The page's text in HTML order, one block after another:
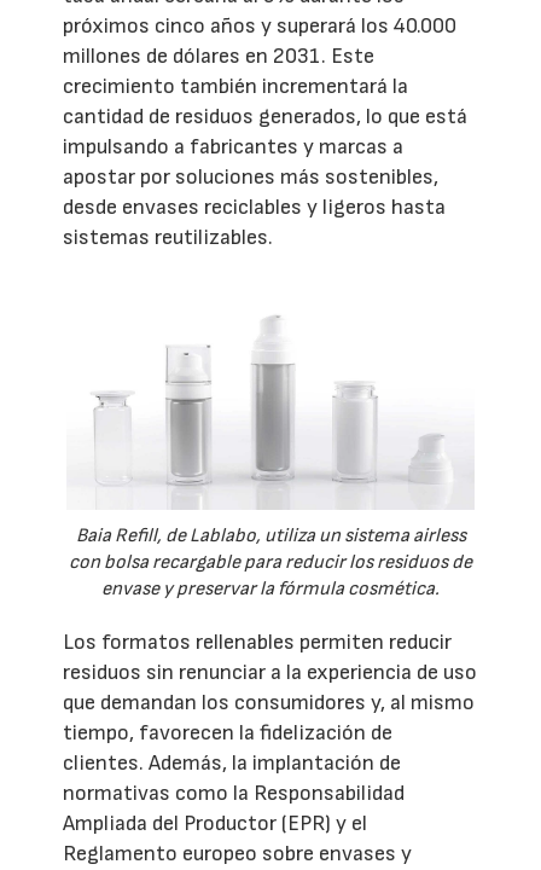
próximos cinco años y superará los 40.000
millones de dólares en 2031. Este
crecimiento también incrementará la
cantidad de residuos generados, lo que está
impulsando a fabricantes y marcas a
apostar por soluciones más sostenibles,
desde envases reciclables y ligeros hasta
sistemas reutilizables.
Baia Refill, de Lablabo, utiliza un sistema airless
con bolsa recargable para reducir los residuos de
envase y preservar la fórmula cosmética.
Los formatos rellenables permiten reducir
residuos sin renunciar a la experiencia de uso
que demandan los consumidores y, al mismo
tiempo, favorecen la fidelización de
clientes. Además, la implantación de
normativas como la Responsabilidad
Ampliada del Productor (EPR) y el
Reglamento europeo sobre envases y